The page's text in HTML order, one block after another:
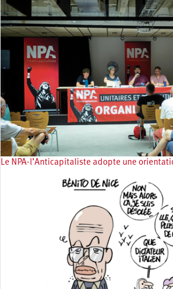
Le NPA-l’Anticapitaliste adopte une